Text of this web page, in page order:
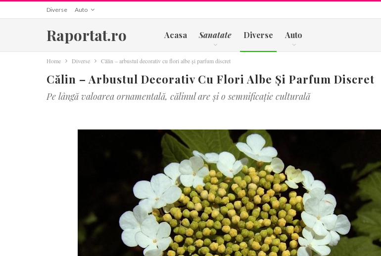
Diverse Auto
Raportat.ro Acasa Sanatate Diverse Auto
Home Diverse Călin – arbustul decorativ cu flori albe și parfum discret
Călin – Arbustul Decorativ Cu Flori Albe Și Parfum Discret
Pe lângă valoarea ornamentală, călinul are și o semnificație culturală